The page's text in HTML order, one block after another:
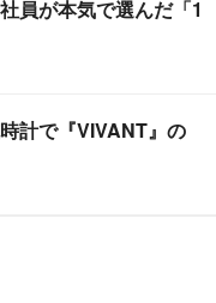
員が本気で選んだ「1
計で『VIVANT』の